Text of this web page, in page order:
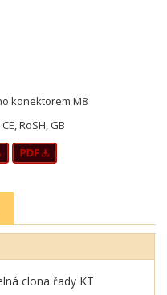
konektorem M8
RoSH, GB
clona řady KT